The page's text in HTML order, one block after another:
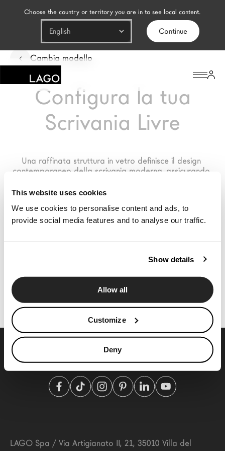
This website uses cookies
We use cookies to personalise content and ads, to
provide social media features and to analyse our traffic.
Show details
Allow all
Customize
Deny
Choose the country or territory you are in to see local content.
Continue
Prodotti
Ispirazione
Configuratore
Contract
Negozi
Il Brand
Architetti
LAGO Homes
Cambia modello
Configura la tua
Scrivania Livre
Una raffinata struttura in vetro definisce il design
contemporaneo della scrivania moderna, assicurando
LAGO Spa / Via Artigianato II, 21, 35010 Villa del